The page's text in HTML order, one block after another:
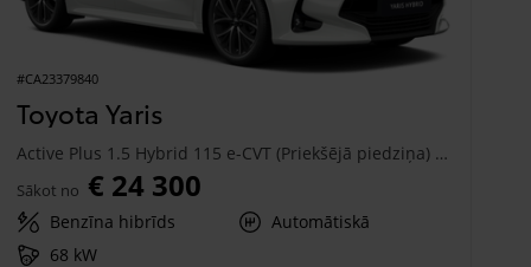
#CA23379840
Toyota Yaris
Active Plus 1.5 Hybrid 115 e-CVT (Priekšējā piedziņa) (68 kW)
Sākot no € 24 300
Benzīna hibrīds
Automātiskā
68 kW